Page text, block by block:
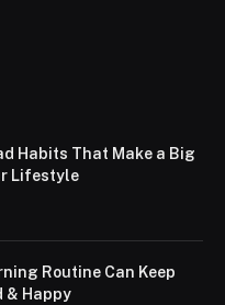
Habits That Make a Big
Lifestyle
Routine Can Keep
& Happy